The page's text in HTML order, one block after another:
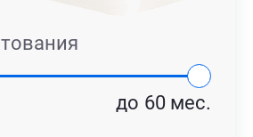
до 60 мес.